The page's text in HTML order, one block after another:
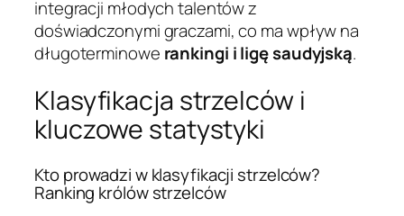
integracji młodych talentów z
doświadczonymi graczami, co ma wpływ na
długoterminowe rankingi i ligę saudyjską.
Klasyfikacja strzelców i
kluczowe statystyki
Kto prowadzi w klasyfikacji strzelców?
Ranking królów strzelców